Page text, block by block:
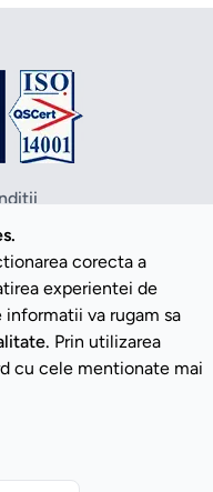
drepturile rezervate
corecta a
experientei de
va rugam sa
Prin utilizarea
cu cele mentionate mai